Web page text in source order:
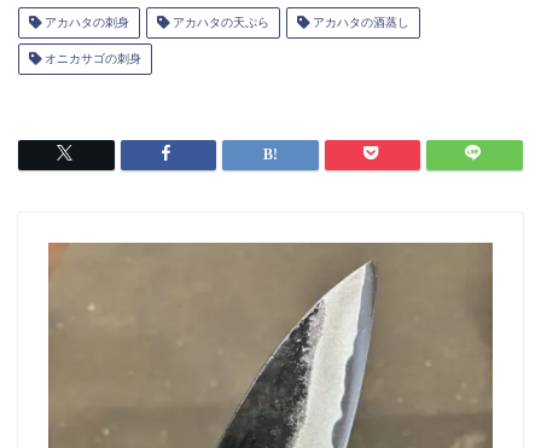
アカハタの刺身 アカハタの天ぷら アカハタの酒蒸し
オニカサゴの刺身